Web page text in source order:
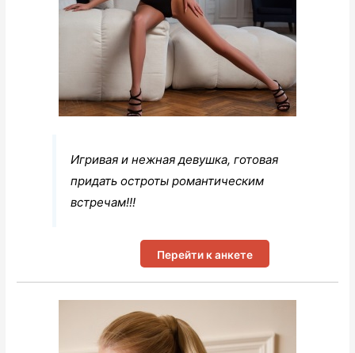
Игривая и нежная девушка, готовая
придать остроты романтическим
встречам!!!
Перейти к анкете